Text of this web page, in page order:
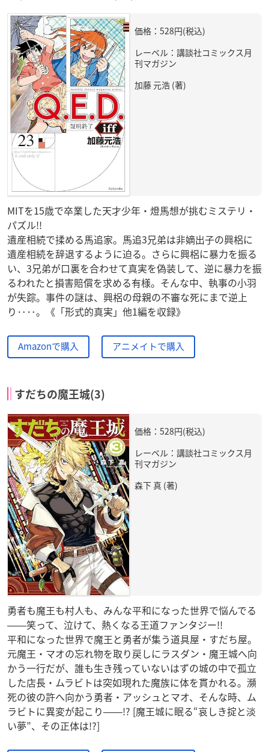
価格：528円(税込)
レーベル：講談社コミックス月
刊マガジン
加藤 元浩 (著)
MITを15歳で卒業した天才少年・燈馬想が挑むミステリ・
パズル!!
遺産相続で揉める馬追家。馬追3兄弟は非嫡出子の興梠に
遺産相続を辞退するように迫る。さらに興梠に暴力を振る
い、3兄弟が口裏を合わせて真実を偽装して、逆に暴力を振
るわれたと損害賠償を求める有様。そんな中、執事の小羽
が失踪。事件の謎は、興梠の母親の不審な死にまで逆上
り‥‥。《「形式的真実」他1編を収録》
Amazonで購入 アニメイトで購入
すだちの魔王城(3)
価格：528円(税込)
レーベル：講談社コミックス月
刊マガジン
森下 真 (著)
勇者も魔王も村人も、みんな平和になった世界で悩んでる
――笑って、泣けて、熱くなる王道ファンタジー!!
平和になった世界で魔王と勇者が集う道具屋・すだち屋。
元魔王・マオの忘れ物を取り戻しにラスダン・魔王城へ向
かう一行だが、誰も生き残っていないはずの城の中で孤立
した店長・ムラビトは突如現れた魔族に体を貫かれる。瀕
死の彼の許へ向かう勇者・アッシュとマオ、そんな時、ム
ラビトに異変が起こり――!? [魔王城に眠る“哀しき掟と淡
い夢”、その正体は!?]